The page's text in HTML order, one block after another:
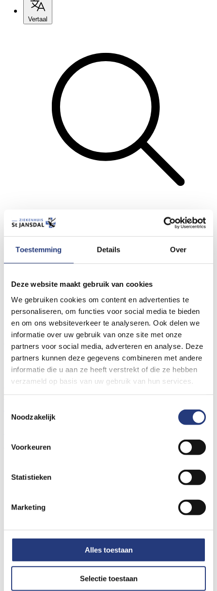
Toestemming Details Over
Deze website maakt gebruik van cookies
We gebruiken cookies om content en advertenties te
personaliseren, om functies voor social media te bieden
en om ons websiteverkeer te analyseren. Ook delen we
informatie over uw gebruik van onze site met onze
partners voor social media, adverteren en analyse. Deze
partners kunnen deze gegevens combineren met andere
informatie die u aan ze heeft verstrekt of die ze hebben
verzameld op basis van uw gebruik van hun services.
Noodzakelijk
Voorkeuren
Statistieken
Marketing
Alles toestaan
Selectie toestaan
Vertaal
Zoeken
Menu
Terug
Lees voor
Printen
Stuur door
Er is een fout opgetreden bij het laden van deze folder.
Algemene links voor de hele website
Locaties St Jansdal
Prikposten St Jansdal
Wat vindt u van de nieuwe website?
Contact- en locatiegegevensBezoektijdenWachttijden
Spoedzorg nodig?
© Ziekenhuis St Jansdal 2026
Volg ons op social media